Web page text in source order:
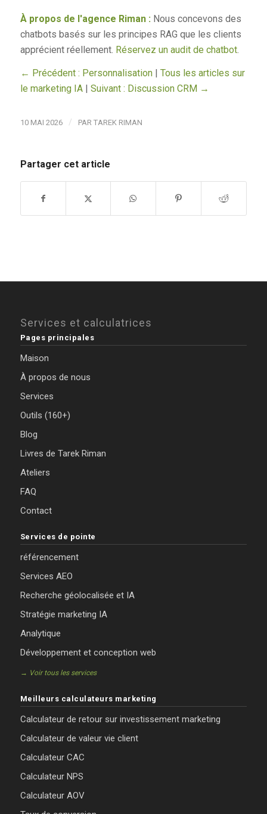
À propos de l'agence Riman : Nous concevons des
chatbots basés sur les principes RAG que les clients
apprécient réellement. Réservez un audit de chatbot.
← Précédent : Personnalisation| Tous les articles sur
le marketing IA| Suivant : Discussion CRM →
10 MAI 2026 / PAR TAREK RIMAN
Partager cet article
Services et calculatrices
Pages principales
Maison
À propos de nous
Services
Outils (160+)
Blog
Livres de Tarek Riman
Ateliers
FAQ
Contact
Services de pointe
référencement
Services AEO
Recherche géolocalisée et IA
Stratégie marketing IA
Analytique
Développement et conception web
→ Voir tous les services
Meilleurs calculateurs marketing
Calculateur de retour sur investissement marketing
Calculateur de valeur vie client
Calculateur CAC
Calculateur NPS
Calculateur AOV